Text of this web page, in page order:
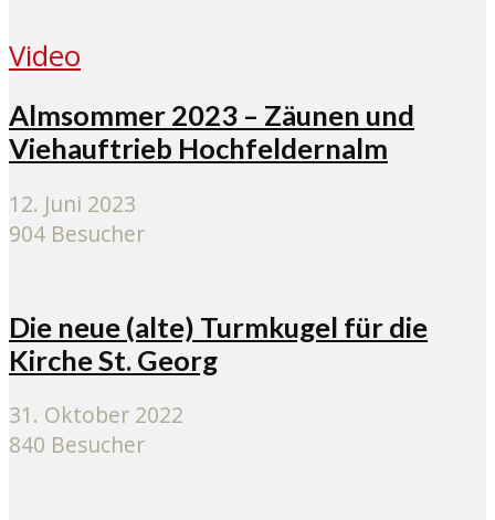
Video
Almsommer 2023 – Zäunen und
Viehauftrieb Hochfeldernalm
12. Juni 2023
904 Besucher
Die neue (alte) Turmkugel für die
Kirche St. Georg
31. Oktober 2022
840 Besucher